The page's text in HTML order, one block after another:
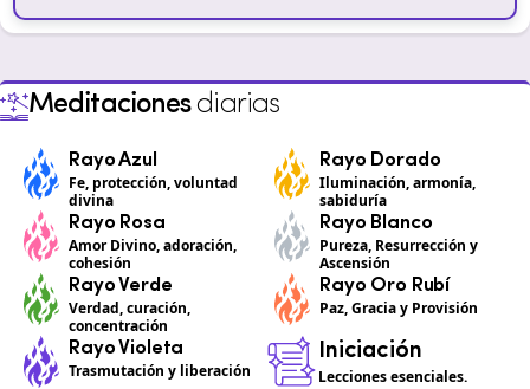
Meditacionesdiarias
Rayo Azul
Fe, protección, voluntad
divina
Rayo Dorado
Iluminación, armonía,
sabiduría
Rayo Rosa
Amor Divino, adoración,
cohesión
Rayo Blanco
Pureza, Resurrección y
Ascensión
Rayo Verde
Verdad, curación,
concentración
Rayo Oro Rubí
Paz, Gracia y Provisión
Rayo Violeta
Trasmutación y liberación
Iniciación
Lecciones esenciales.